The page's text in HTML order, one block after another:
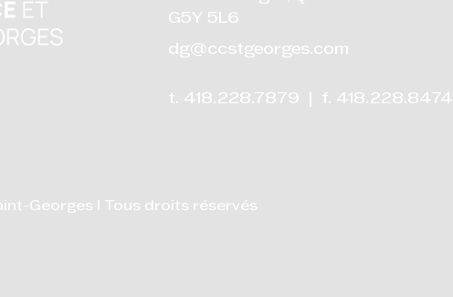
G5Y 5L6
dg@ccstgeorges.com
t. 418.228.7879 | f. 418.228.8474
Georges I Tous droits réservés